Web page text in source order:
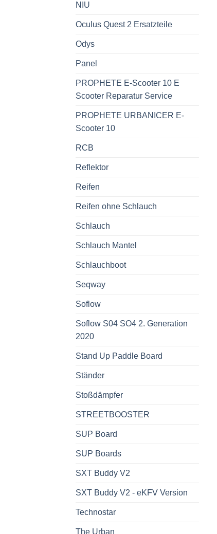
NIU
Oculus Quest 2 Ersatzteile
Odys
Panel
PROPHETE E-Scooter 10 E
Scooter Reparatur Service
PROPHETE URBANICER E-
Scooter 10
RCB
Reflektor
Reifen
Reifen ohne Schlauch
Schlauch
Schlauch Mantel
Schlauchboot
Seqway
Soflow
Soflow S04 SO4 2. Generation
2020
Stand Up Paddle Board
Ständer
Stoßdämpfer
STREETBOOSTER
SUP Board
SUP Boards
SXT Buddy V2
SXT Buddy V2 - eKFV Version
Technostar
The Urban